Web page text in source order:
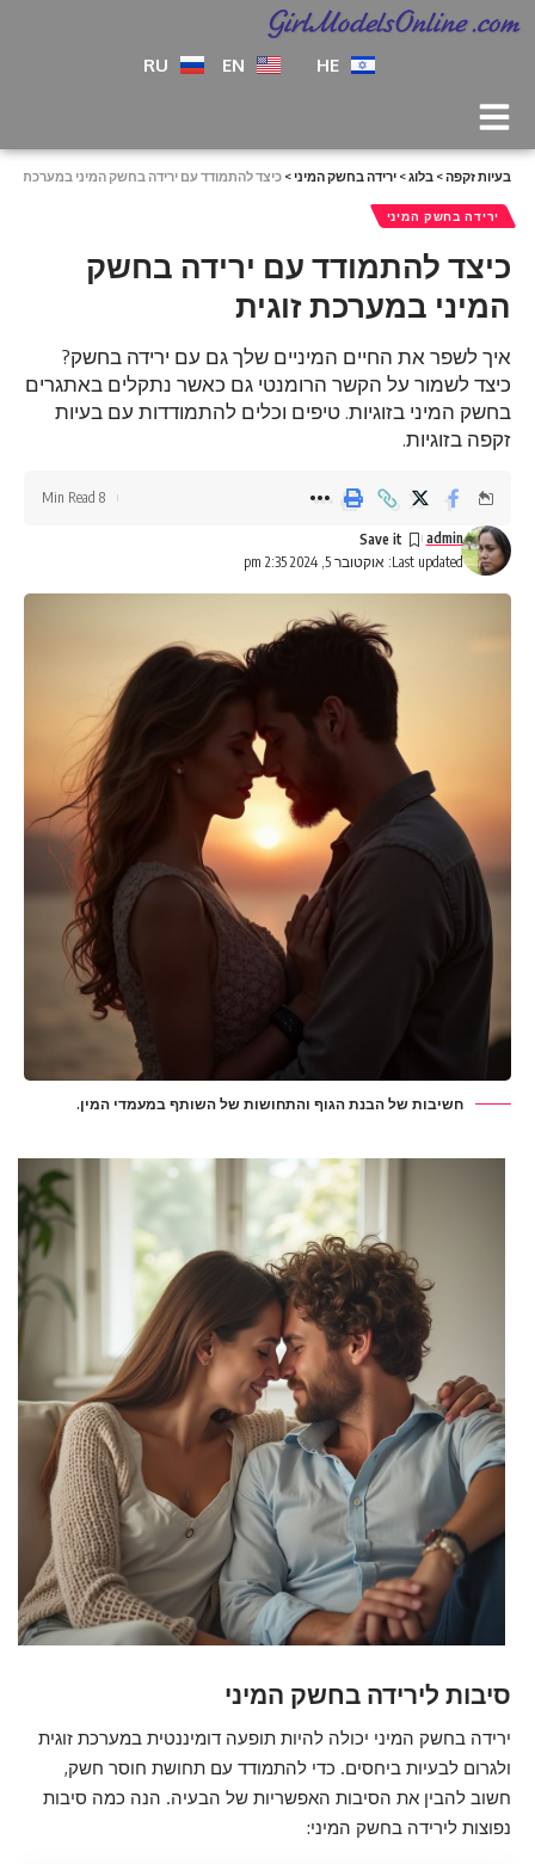
HE
EN
RU
בעיות זקפה> בלוג> ירידה בחשק המיני > כיצד להתמודד עם ירידה בחשק המיני במערכת
ירידה בחשק המיני
כיצד להתמודד עם ירידה בחשק
המיני במערכת זוגית
איך לשפר את החיים המיניים שלך גם עם ירידה בחשק?
כיצד לשמור על הקשר הרומנטי גם כאשר נתקלים באתגרים
בחשק המיני בזוגיות. טיפים וכלים להתמודדות עם בעיות
זקפה בזוגיות.
Last updated: אוקטובר 5, 2024 2:35 pm
admin
8 Min Read
חשיבות של הבנת הגוף והתחושות של השותף במעמדי המין.
סיבות לירידה בחשק המיני
ירידה בחשק המיני יכולה להיות תופעה דומיננטית במערכת זוגית
ולגרום לבעיות ביחסים. כדי להתמודד עם תחושת חוסר חשק,
חשוב להבין את הסיבות האפשריות של הבעיה. הנה כמה סיבות
נפוצות לירידה בחשק המיני: